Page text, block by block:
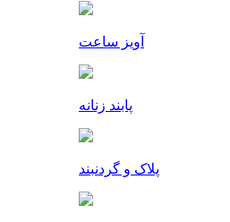
آویز ساعت
پابند زنانه
پلاک و گردنبند